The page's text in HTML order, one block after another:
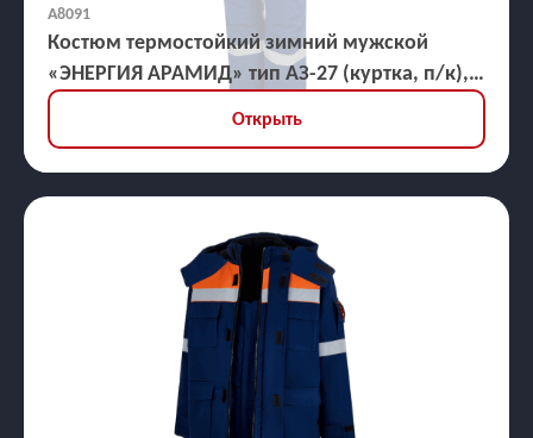
А8091
Костюм термостойкий зимний мужской
«ЭНЕРГИЯ АРАМИД» тип АЗ-27 (куртка, п/к),
ЗЭТВ 82,1 кал/кв.см
Открыть